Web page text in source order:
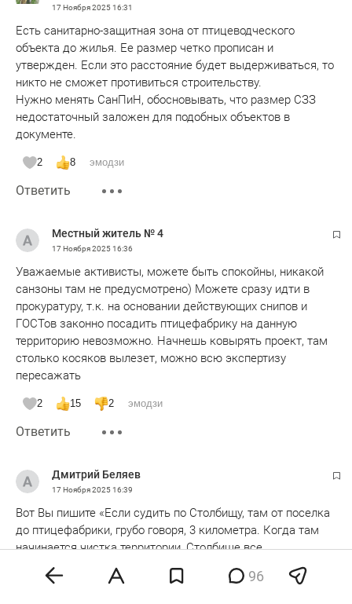
17 Ноября 202516:31
Есть санитарно-защитная зона от птицеводческого
объекта до жилья. Ее размер четко прописан и
утвержден. Если это расстояние будет выдерживаться, то
никто не сможет противиться строительству.
Нужно менять СанПиН, обосновывать, что размер СЗЗ
недостаточный заложен для подобных объектов в
документе.
2 8 эмодзи
Ответить
Местный житель № 4
17 Ноября 202516:36
Уважаемые активисты, можете быть спокойны, никакой
санзоны там не предусмотрено) Можете сразу идти в
прокуратуру, т.к. на основании действующих снипов и
ГОСТов законно посадить птицефабрику на данную
территорию невозможно. Начнешь ковырять проект, там
столько косяков вылезет, можно всю экспертизу
пересажать
2 15 2 эмодзи
Ответить
Дмитрий Беляев
17 Ноября 202516:39
Вот Вы пишите «Если судить по Столбищу, там от поселка
до птицефабрики, грубо говоря, 3 километра. Когда там
начинается чистка территории, Столбище все
задыхается», — пояснил Анатолий, не уточняя, какую
птицефабрику имеет в виду. Но, судя по гугл-картам, в 11,6
96